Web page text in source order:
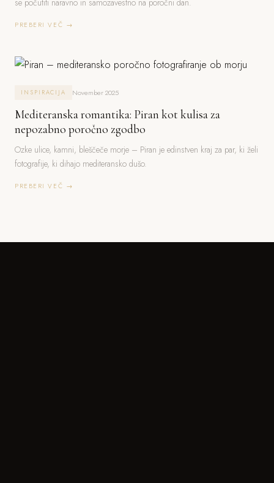
se počutiti naravno in samozavestno na poročni dan.
PREBERI VEČ →
INSPIRACIJA November 2025
Mediteranska romantika: Piran kot kulisa za
nepozabno poročno zgodbo
Ozke ulice, kamni, bleščeče morje – Piran je edinstven kraj za par, ki želi
fotografije, ki dihajo mediteransko dušo.
PREBERI VEČ →